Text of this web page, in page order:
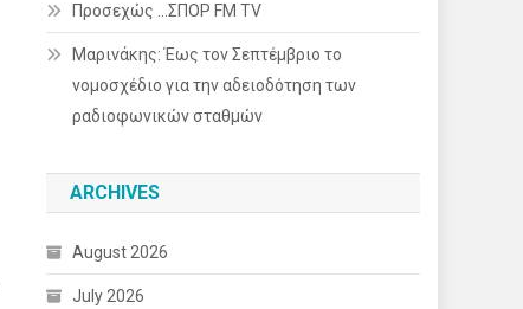
Προσεχώς …ΣΠΟΡ FM TV
Μαρινάκης: Έως τον Σεπτέμβριο το
νομοσχέδιο για την αδειοδότηση των
ραδιοφωνικών σταθμών
ARCHIVES
August 2026
July 2026